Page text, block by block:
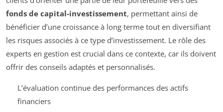
fonds de capital-investissement, permettant ainsi de
bénéficier d’une croissance à long terme tout en diversifiant
les risques associés à ce type d’investissement. Le rôle des
experts en gestion est crucial dans ce contexte, car ils doivent
offrir des conseils adaptés et personnalisés.
L’évaluation continue des performances des actifs
financiers